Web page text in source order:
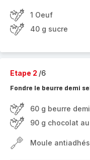
1 Oeuf
40 g sucre
Etape 2 /6
Fondre le beurre demi
60 g beurre
90 g chocolat
Moule